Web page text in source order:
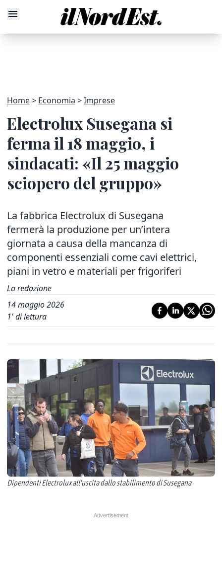
Home Economia Imprese
Electrolux Susegana si
ferma il 18 maggio, i
sindacati: «Il 25 maggio
sciopero del gruppo»
La fabbrica Electrolux di Susegana
fermerà la produzione per un’intera
giornata a causa della mancanza di
componenti essenziali come cavi elettrici,
piani in vetro e materiali per frigoriferi
La redazione
14 maggio 2026
1' di lettura
Dipendenti Electrolux all'uscita dallo stabilimento di Susegana